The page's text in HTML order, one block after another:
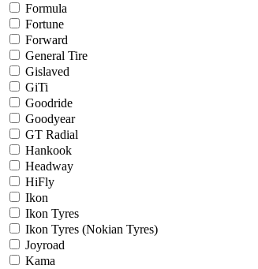
Formula
Fortune
Forward
General Tire
Gislaved
GiTi
Goodride
Goodyear
GT Radial
Hankook
Headway
HiFly
Ikon
Ikon Tyres
Ikon Tyres (Nokian Tyres)
Joyroad
Kama